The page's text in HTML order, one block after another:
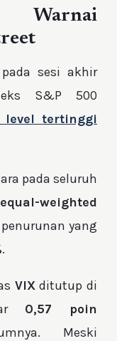
Warnai
sesi akhir
S&P 500
level tertinggi
pada seluruh
equal-weighted
yang
.
VIXditutup di
0,57 poin
Meski